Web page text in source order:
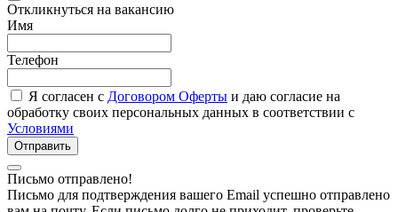
Откликнуться на вакансию
Имя
Телефон
Я согласен с Договором Оферты и даю согласие на
обработку своих персональных данных в соответствии с
Условиями
Отправить
Письмо отправлено!
Письмо для подтверждения вашего Email успешно отправлено